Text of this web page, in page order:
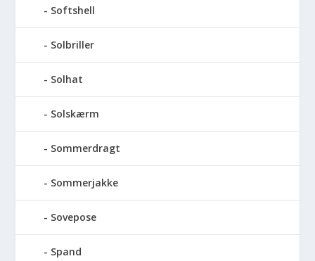
Softshell
Solbriller
Solhat
Solskærm
Sommerdragt
Sommerjakke
Sovepose
Spand